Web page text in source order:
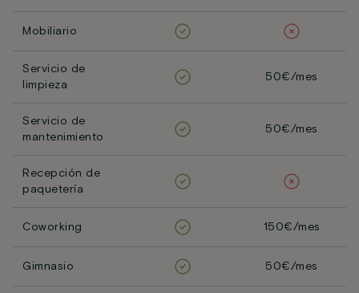
Mobiliario
Servicio de
limpieza
50€/mes
Servicio de
mantenimiento
50€/mes
Recepción de
paquetería
Coworking 150€/mes
Gimnasio 50€/mes